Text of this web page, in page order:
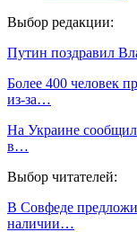
Выбор редакции:
Путин поздравил
Более 400 человек
из-за…
На Украине
в…
Выбор читателей:
В Совфеде
наличии…